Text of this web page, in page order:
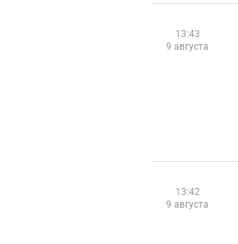
13:43
9 августа
13:42
9 августа